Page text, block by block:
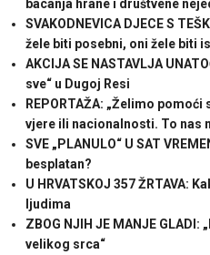
bacanja hrane i društvene
SVAKODNEVICA DJECE S
žele biti posebni, oni žele biti
AKCIJA SE NASTAVLJA
sve“ u Dugoj Resi
REPORTAŽA: „Želimo
vjere ili nacionalnosti. To nas
SVE „PLANULO“ U SAT
besplatan?
U HRVATSKOJ 357 ŽRTAVA:
ljudima
ZBOG NJIH JE MANJE
velikog srca“